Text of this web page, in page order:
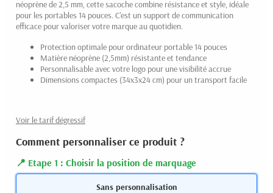
néoprène de 2,5 mm, cette sacoche combine résistance et style, idéale
pour les portables 14 pouces. C'est un support de communication
efficace pour valoriser votre marque au quotidien.
Protection optimale pour ordinateur portable 14 pouces
Matière néoprène (2,5mm) résistante et tendance
Personnalisable avec votre logo pour une visibilité accrue
Dimensions compactes (34x3x24 cm) pour un transport facile
Voir le tarif dégressif
Comment personnaliser ce produit ?
Etape 1 : Choisir la position de marquage
Sans personnalisation